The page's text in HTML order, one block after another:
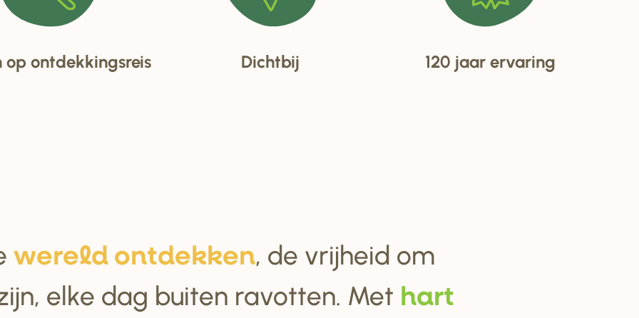
op ontdekkingsreis Dichtbij 120 jaar ervaring
wereld ontdekken, de vrijheid om
elke dag buiten ravotten. Met hart